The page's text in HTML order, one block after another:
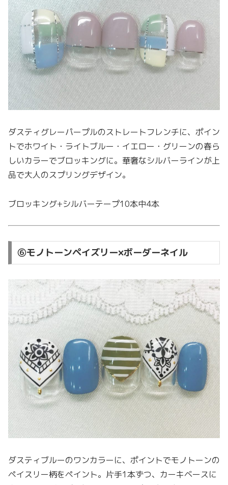
ダスティグレーパープルのストレートフレンチに、ポイン
トでホワイト・ライトブルー・イエロー・グリーンの春ら
しいカラーでブロッキングに。華奢なシルバーラインが上
品で大人のスプリングデザイン。
ブロッキング+シルバーテープ10本中4本
⑥モノトーンペイズリー×ボーダーネイル
ダスティブルーのワンカラーに、ポイントでモノトーンの
ペイスリー柄をペイント。片手1本ずつ、カーキベースに